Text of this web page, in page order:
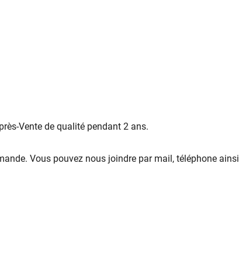
Vente de qualité pendant 2 ans.
Vous pouvez nous joindre par mail, téléphone